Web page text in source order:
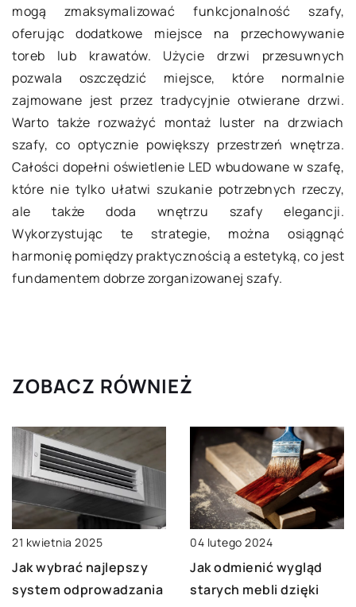
mogą zmaksymalizować funkcjonalność szafy,
oferując dodatkowe miejsce na przechowywanie
toreb lub krawatów. Użycie drzwi przesuwnych
pozwala oszczędzić miejsce, które normalnie
zajmowane jest przez tradycyjnie otwierane drzwi.
Warto także rozważyć montaż luster na drzwiach
szafy, co optycznie powiększy przestrzeń wnętrza.
Całości dopełni oświetlenie LED wbudowane w szafę,
które nie tylko ułatwi szukanie potrzebnych rzeczy,
ale także doda wnętrzu szafy elegancji.
Wykorzystując te strategie, można osiągnąć
harmonię pomiędzy praktycznością a estetyką, co jest
fundamentem dobrze zorganizowanej szafy.
ZOBACZ RÓWNIEŻ
21 kwietnia 2025
Jak wybrać najlepszy
system odprowadzania
04 lutego 2024
Jak odmienić wygląd
starych mebli dzięki